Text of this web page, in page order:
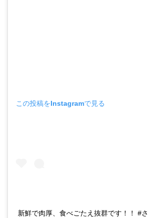
この投稿をInstagramで見る
新鮮で肉厚、食べごたえ抜群です！！ #